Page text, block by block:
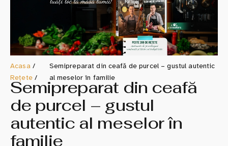
Acasa/
Rețete/
Semipreparat din ceafă de purcel – gustul autentic
al meselor în familie
Semipreparat din ceafă
de purcel – gustul
autentic al meselor în
familie